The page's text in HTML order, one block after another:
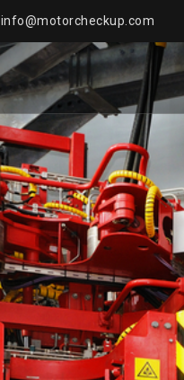
info@motorcheckup.com